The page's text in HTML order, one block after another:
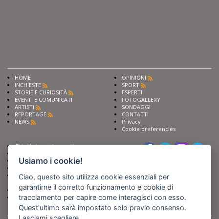
HOME
INCHIESTE
STORIE E CURIOSITÀ
EVENTI E COMUNICATI
ARTISTI
REPORTAGE
NEWS
OPINIONI
SPORT
ESPERTI
FOTOGALLERY
SONDAGGI
CONTATTI
Privacy
Cookie preferencies
Chiedi ai nostri esperti
Fai pubblicità con noi
Iscriviti al nostro corso di
giornalismo
Compra i nostri libri
Entra in Barinedita Map
Usiamo i cookie!
Ciao, questo sito utilizza cookie essenziali per
garantirne il corretto funzionamento e cookie di
tracciamento per capire come interagisci con esso.
Quest'ultimo sarà impostato solo previo consenso.